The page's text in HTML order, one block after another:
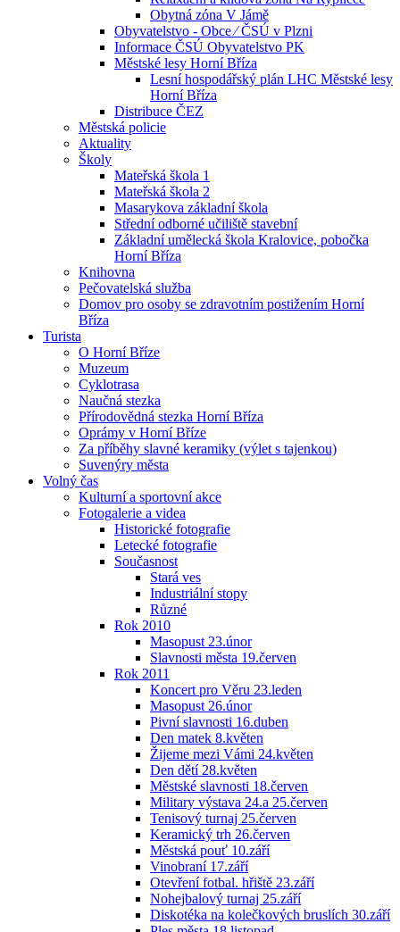
Obytná zóna V Jámě
Obyvatelstvo - Obce ⁄ ČSÚ v Plzni
Informace ČSÚ Obyvatelstvo PK
Městské lesy Horní Bříza
Lesní hospodářský plán LHC Městské lesy
Horní Bříza
Distribuce ČEZ
Městská policie
Aktuality
Školy
Mateřská škola 1
Mateřská škola 2
Masarykova základní škola
Střední odborné učiliště stavební
Základní umělecká škola Kralovice, pobočka
Horní Bříza
Knihovna
Pečovatelská služba
Domov pro osoby se zdravotním postižením Horní
Bříza
Turista
O Horní Bříze
Muzeum
Cyklotrasa
Naučná stezka
Přírodovědná stezka Horní Bříza
Oprámy v Horní Bříze
Za příběhy slavné keramiky (výlet s tajenkou)
Suvenýry města
Volný čas
Kulturní a sportovní akce
Fotogalerie a videa
Historické fotografie
Letecké fotografie
Současnost
Stará ves
Industriální stopy
Různé
Rok 2010
Masopust 23.únor
Slavnosti města 19.červen
Rok 2011
Koncert pro Věru 23.leden
Masopust 26.únor
Pivní slavnosti 16.duben
Den matek 8.květen
Žijeme mezi Vámi 24.květen
Den dětí 28.květen
Městské slavnosti 18.červen
Military výstava 24.a 25.červen
Tenisový turnaj 25.červen
Keramický trh 26.červen
Městská pouť 10.září
Vinobraní 17.září
Otevření fotbal. hřiště 23.září
Nohejbalový turnaj 25.září
Diskotéka na kolečkových bruslích 30.září